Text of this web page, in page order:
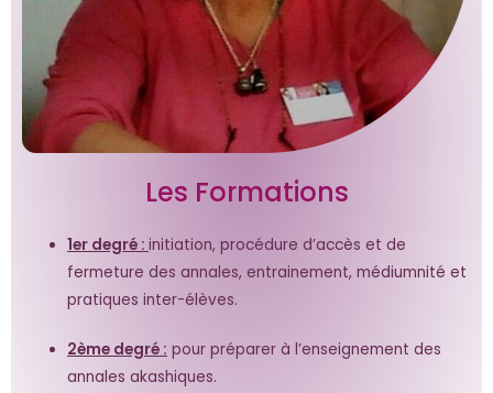
Les Formations
1er degré :initiation, procédure d’accès et de
fermeture des annales, entrainement, médiumnité et
pratiques inter-élèves.
2ème degré : pour préparer à l’enseignement des
annales akashiques.